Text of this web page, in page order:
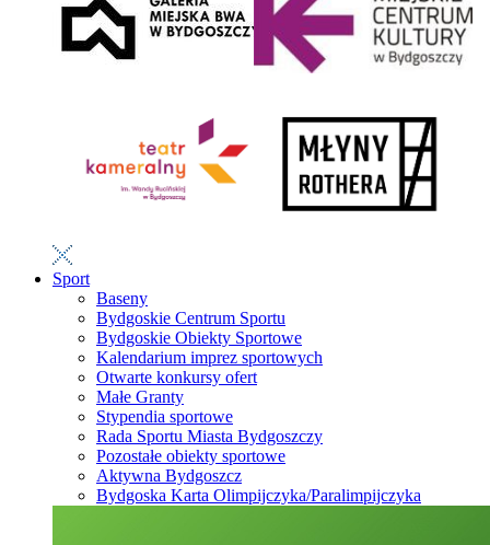
Sport
Baseny
Bydgoskie Centrum Sportu
Bydgoskie Obiekty Sportowe
Kalendarium imprez sportowych
Otwarte konkursy ofert
Małe Granty
Stypendia sportowe
Rada Sportu Miasta Bydgoszczy
Pozostałe obiekty sportowe
Aktywna Bydgoszcz
Bydgoska Karta Olimpijczyka/Paralimpijczyka